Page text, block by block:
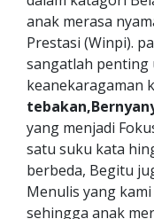
anak merasa
Prestasi (Winpi).
sangatlah penting
keanekaragaman
yang menjadi
satu suku kata
berbeda, Begitu
Menulis yang
sehingga anak